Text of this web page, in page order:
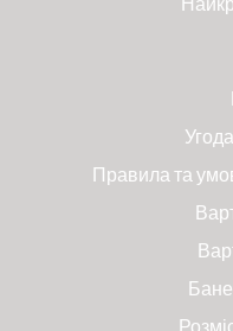
Правила та